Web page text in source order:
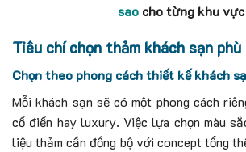
saocho từng khu vực
Tiêu chí chọn thảm khách sạn phù
Chọn theo phong cách thiết kế khách
Mỗi khách sạn sẽ có một phong cách
cổ điển hay luxury. Việc lựa chọn màu
liệu thảm cần đồng bộ với concept tổng